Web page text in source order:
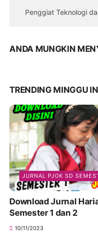
Penggiat Teknologi
ANDA MUNGKIN
TRENDING MINGGU
JURNAL PJOK SD
Download Jurnal
Semester 1 dan 2
10/11/2023